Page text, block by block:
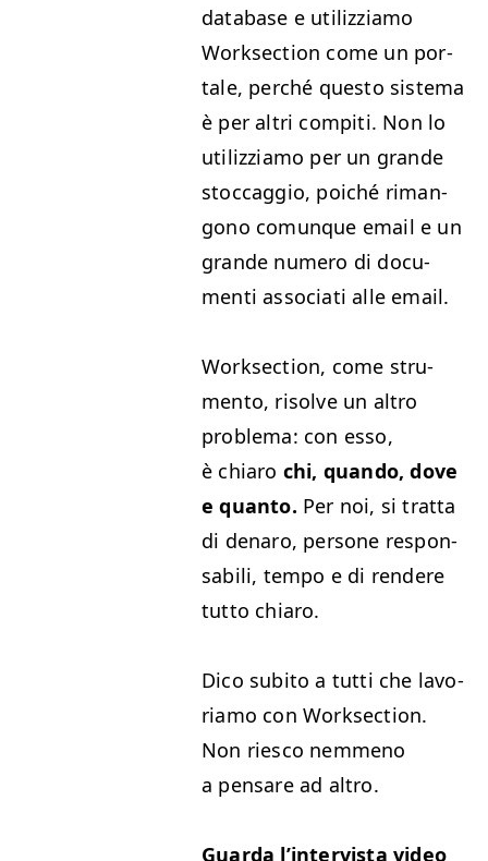
data­base e uti­lizzi­amo
Work­sec­tion come un por­
tale, per­ché questo sis­tema
è per altri com­pi­ti. Non lo
uti­lizzi­amo per un grande
stoccag­gio, poiché riman­
gono comunque email e un
grande numero di doc­u­
men­ti asso­ciati alle email.
Work­sec­tion, come stru­
men­to, risolve un altro
prob­le­ma: con esso,
è chiaro chi, quan­do, dove
e quan­to. Per noi, si trat­ta
di denaro, per­sone respon­
s­abili, tem­po e di ren­dere
tut­to chiaro.
Dico subito a tut­ti che lavo­
riamo con Work­sec­tion.
Non riesco nem­meno
a pen­sare ad altro.
Guar­da l’in­ter­vista video